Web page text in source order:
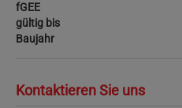
fGEE
gültig bis
Baujahr
Kontaktieren Sie uns